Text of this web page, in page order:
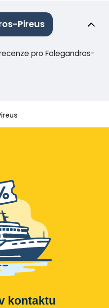
Pireus
pro Folegandros-
kontaktu